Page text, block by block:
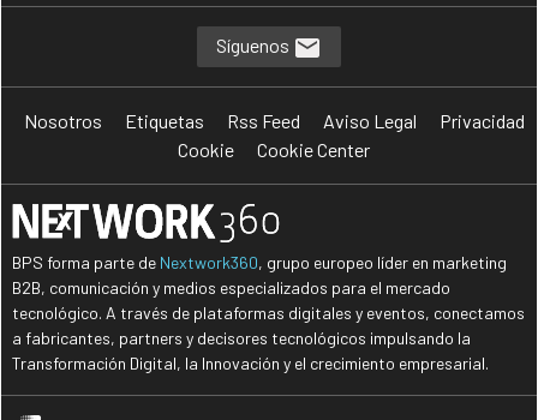
Síguenos
Nosotros Etiquetas Rss Feed Aviso Legal
Privacidad
Cookie
Cookie Center
BPS forma parte de Nextwork360, grupo europeo líder en marketing
B2B, comunicación y medios especializados para el mercado
tecnológico. A través de plataformas digitales y eventos, conectamos
a fabricantes, partners y decisores tecnológicos impulsando la
Transformación Digital, la Innovación y el crecimiento empresarial.